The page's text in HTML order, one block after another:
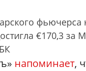
фьючерса
€170,3 за
напоминает,